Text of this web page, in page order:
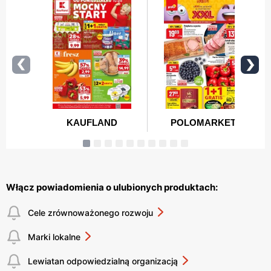
Włącz powiadomienia o ulubionych produktach:
Cele zrównoważonego rozwoju
Marki lokalne
Lewiatan odpowiedzialną organizacją